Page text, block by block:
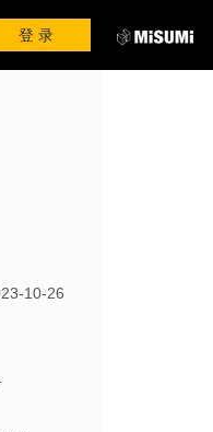
登 录
10-26